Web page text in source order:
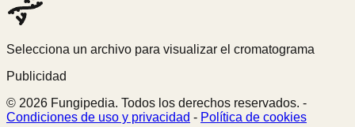
Selecciona un archivo para visualizar el cromatograma
Publicidad
© 2026 Fungipedia. Todos los derechos reservados. -
Condiciones de uso y privacidad - Política de cookies